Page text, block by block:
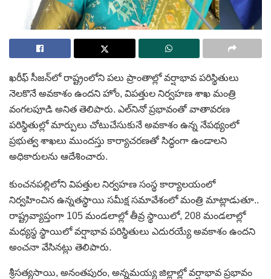
ఖరీఫ్‌ సీజన్‌లో రాష్ట్రంలోని పలు ప్రాంతాల్లో వర్షాభావ పరిస్థితులు
నెలకొనే అవకాశం ఉందని హోం, విపత్తుల నిర్వహణ శాఖ మంత్రి
వంగలపూడి అనిత తెలిపారు. ఎల్‌నినో ప్రభావంతో వాతావరణ
పరిస్థితుల్లో మార్పులు చోటుచేసుకునే అవకాశం ఉన్న నేపథ్యంలో
ప్రభుత్వ శాఖలు ముందస్తు కార్యాచరణతో సిద్ధంగా ఉండాలని
అధికారులను ఆదేశించారు.
కుంచనపల్లిలోని విపత్తుల నిర్వహణ సంస్థ కార్యాలయంలో
నిర్వహించిన ఉన్నతస్థాయి సమీక్ష సమావేశంలో మంత్రి మాట్లాడుతూ..
రాష్ట్రవ్యాప్తంగా 105 మండలాల్లో తీవ్ర స్థాయిలో, 208 మండలాల్లో
మధ్యస్థ స్థాయిలో వర్షాభావ పరిస్థితులు ఎదురయ్యే అవకాశం ఉందని
అంచనా వేసినట్లు తెలిపారు.
శ్రీసత్యసాయి, అనంతపురం, అన్నమయ్య జిల్లాల్లో వర్షాభావ ప్రభావం